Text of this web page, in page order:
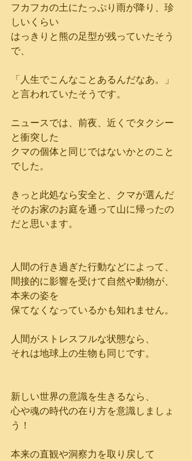
フカフカの土にたっぷり雨が降り、珍
しいくらい
はっきりと熊の足型が残っていたそう
で、
「人生でこんなことあるんだなあ。」
と言われていたそうです。
ニュースでは、前夜、近くでタクシー
と衝突した
クマの個体と同じではないかとのこと
でした。
きっと此処なら安全と、クマが選んだ
そのお家のお庭を通って山に帰ったの
だと思います。
人間の行き過ぎた行動などによって、
間接的に影響を受けて自然や動物が、
本来の姿を
保てなくなっているかも知れません。
人間がストレスフルな状態なら、
それは地球上の生物も同じです。
新しい世界の意識を生きるなら、
心や魂の時代の在り方を意識しましょ
う！
本来の直観や洞察力を取り戻して